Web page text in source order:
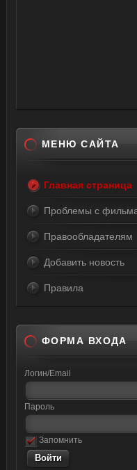
МЕНЮ САЙТА
Главная страница
Проблемы с
Правообладателям
Добавить новость
Правила
ФОРМА ВХОДА
Логин/Email
Пароль
Запомнить